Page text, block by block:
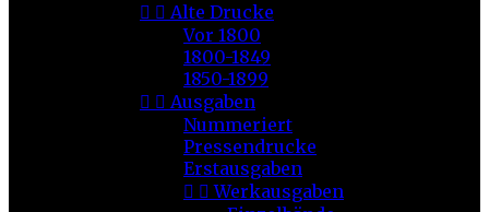
  Alte Drucke
Vor 1800
1800-1849
1850-1899
  Ausgaben
Nummeriert
Pressendrucke
Erstausgaben
  Werkausgaben